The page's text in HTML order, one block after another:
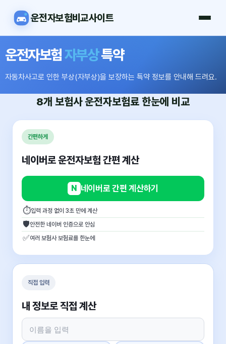
운전자보험비교사이트
운전자보험자부상특약
자동차사고로 인한 부상(자부상)을 보장하는 특약 정보를 안내해 드려요.
8개 보험사운전자보험료 한눈에 비교
간편하게
네이버로 운전자보험 간편 계산
N 네이버로 간편 계산하기
⏱입력 과정 없이 3초 만에 계산
🛡안전한 네이버 인증으로 안심
✅여러 보험사 보험료를 한눈에
직접 입력
내 정보로 직접 계산